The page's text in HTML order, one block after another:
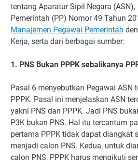
tentang Aparatur Sipil Negara
Pemerintah (PP) Nomor 49 Tahun
Manajemen Pegawai Pemerintah
Kerja, serta dari berbagai sumber:
1. PNS Bukan PPPK sebalikanya
Pasal 6 menyebutkan Pegawai ASN
PPPK. Pasal ini menjelaskan ASN
yakni PNS dan PPPK. Jadi PNS
P3K bukan PNS. Hal itu tercantum
pertama PPPK tidak dapat diangkat
menjadi calon PNS. Kedua, untuk
calon PNS, PPPK harus mengikuti